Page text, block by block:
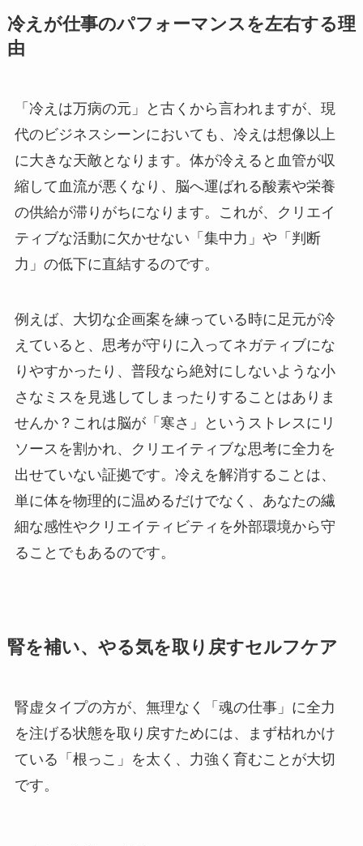
冷えが仕事のパフォーマンスを左右する理
由
「冷えは万病の元」と古くから言われますが、現
代のビジネスシーンにおいても、冷えは想像以上
に大きな天敵となります。体が冷えると血管が収
縮して血流が悪くなり、脳へ運ばれる酸素や栄養
の供給が滞りがちになります。これが、クリエイ
ティブな活動に欠かせない「集中力」や「判断
力」の低下に直結するのです。
例えば、大切な企画案を練っている時に足元が冷
えていると、思考が守りに入ってネガティブにな
りやすかったり、普段なら絶対にしないような小
さなミスを見逃してしまったりすることはありま
せんか？これは脳が「寒さ」というストレスにリ
ソースを割かれ、クリエイティブな思考に全力を
出せていない証拠です。冷えを解消することは、
単に体を物理的に温めるだけでなく、あなたの繊
細な感性やクリエイティビティを外部環境から守
ることでもあるのです。
腎を補い、やる気を取り戻すセルフケア
腎虚タイプの方が、無理なく「魂の仕事」に全力
を注げる状態を取り戻すためには、まず枯れかけ
ている「根っこ」を太く、力強く育むことが大切
です。